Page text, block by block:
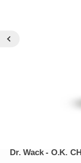
Dr. Wack - O.K.